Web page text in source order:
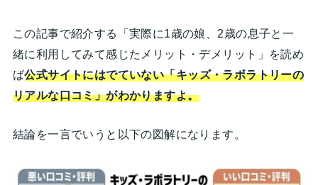
この記事で紹介する「実際に1歳の娘、2歳の息子と一
緒に利用してみて感じたメリット・デメリット」を読め
ば公式サイトにはでていない「キッズ・ラボラトリーの
リアルな口コミ」がわかりますよ。
結論を一言でいうと以下の図解になります。